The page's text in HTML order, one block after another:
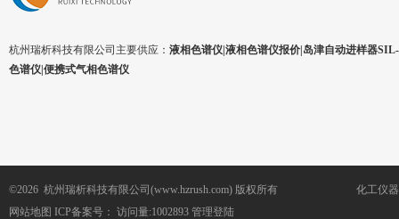
杭州瑞析科技有限公司主要供应： 液相色谱仪|液相色谱仪报价|岛津自动进样器
色谱仪|便携式气相色谱仪
©2026 杭州瑞析科技有限公司(www.hzrush.com) 版权所有
网站地图 ICP备案号： 访问量:1002893 管理登陆
化工仪